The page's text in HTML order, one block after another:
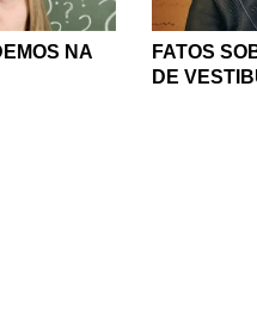
NA
FATOS
DE